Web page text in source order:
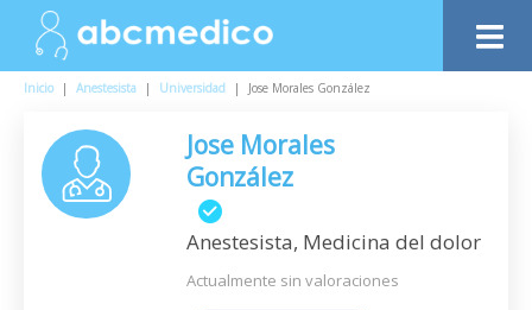
Inicio | Anestesista | Universidad | Jose Morales González
Jose Morales
González
Anestesista, Medicina del dolor
Actualmente sin valoraciones